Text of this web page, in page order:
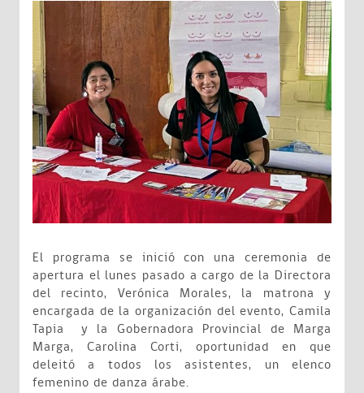
El programa se inició con una ceremonia de
apertura el lunes pasado a cargo de la Directora
del recinto, Verónica Morales, la matrona y
encargada de la organización del evento, Camila
Tapia y la Gobernadora Provincial de Marga
Marga, Carolina Corti, oportunidad en que
deleitó a todos los asistentes, un elenco
femenino de danza árabe.